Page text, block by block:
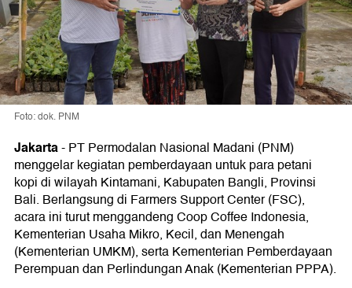
Foto: dok. PNM
Jakarta-PT Permodalan Nasional Madani (PNM)
menggelar kegiatan pemberdayaan untuk para petani
kopi di wilayah Kintamani, Kabupaten Bangli, Provinsi
Bali. Berlangsung di Farmers Support Center (FSC),
acara ini turut menggandeng Coop Coffee Indonesia,
Kementerian Usaha Mikro, Kecil, dan Menengah
(Kementerian UMKM), serta Kementerian Pemberdayaan
Perempuan dan Perlindungan Anak (Kementerian PPPA).